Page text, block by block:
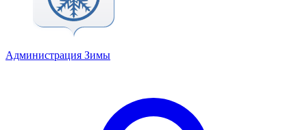
Администрация Зимы